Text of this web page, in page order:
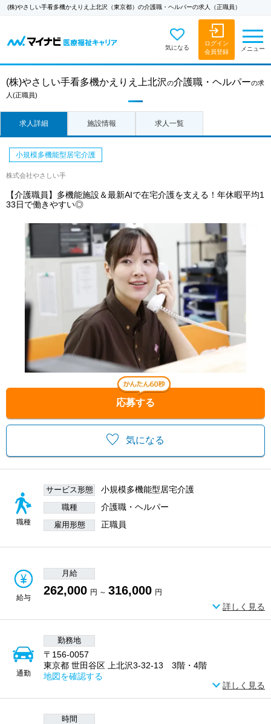
(株)やさしい手看多機かえりえ上北沢（東京都）の介護職・ヘルパーの求人（正職員）
気になる
ログイン
会員登録
メニュー
(株)やさしい手看多機かえりえ上北沢の介護職・ヘルパーの求
人 (正職員)
求人詳細 施設情報 求人一覧
気になる
応募する
小規模多機能型居宅介護
株式会社やさしい手
【介護職員】多機能施設＆最新AIで在宅介護を支える！年休暇平均1
33日で働きやすい◎
職種
サービス形態 小規模多機能型居宅介護
職種 介護職・ヘルパー
雇用形態 正職員
給与
月給
262,000 円 ～ 316,000 円
詳しく見る
通勤
勤務地
〒156-0057
東京都 世田谷区 上北沢3-32-13 3階・4階
地図を確認する
詳しく見る
時間